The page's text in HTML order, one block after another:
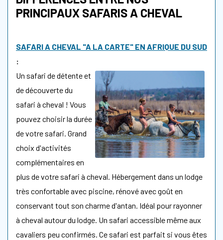
PRINCIPAUX SAFARIS A CHEVAL
SAFARI A CHEVAL "A LA CARTE" EN AFRIQUE DU SUD
:
Un safari de détente et
de découverte du
safari à cheval ! Vous
pouvez choisir la durée
de votre safari. Grand
choix d'activités
complémentaires en
plus de votre safari à cheval. Hébergement dans un lodge
très confortable avec piscine, rénové avec goût en
conservant tout son charme d'antan. Idéal pour rayonner
à cheval autour du lodge. Un safari accessible même aux
cavaliers peu confirmés. Ce safari est parfait si vous êtes